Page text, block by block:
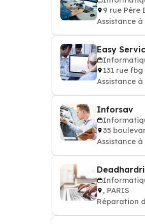
9 rue Père
Assistance
Easy
131 rue
Assistance
Inforsav
35
Assistance
, PARIS
Réparation